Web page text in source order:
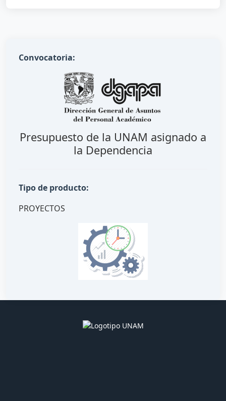
Convocatoria:
Presupuesto de la UNAM asignado a
la Dependencia
Tipo de producto:
PROYECTOS